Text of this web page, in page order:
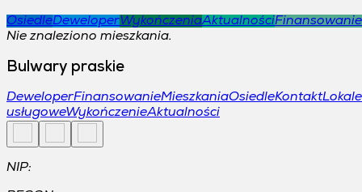
OsiedleDeweloperWykończeniaAktualnościFinansowanie
Nie znaleziono mieszkania.
Bulwary praskie
DeweloperFinansowanieMieszkaniaOsiedleKontaktLokale
usługoweWykończenieAktualności
NIP: